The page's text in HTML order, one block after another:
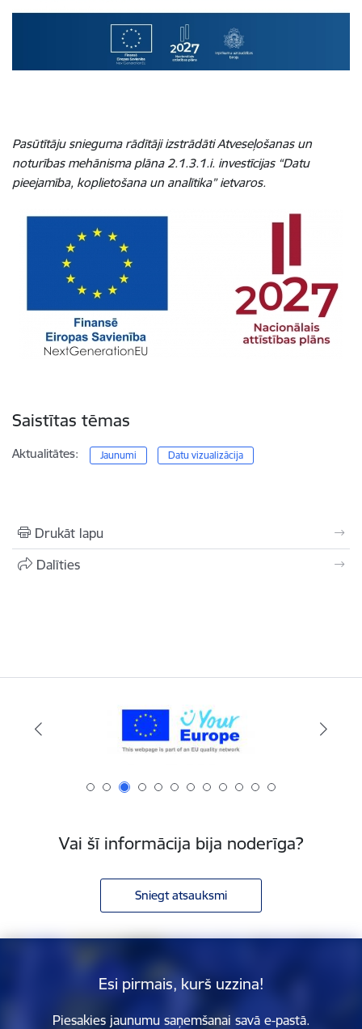
Pasūtītāju snieguma rādītāji izstrādāti Atveseļošanas un
noturības mehānisma plāna 2.1.3.1.i. investīcijas “Datu
pieejamība, koplietošana un analītika” ietvaros.
Saistītas tēmas
Aktualitātes: Jaunumi Datu vizualizācija
Drukāt lapu
Dalīties
Vai šī informācija bija noderīga?
Sniegt atsauksmi
Esi pirmais, kurš uzzina!
Piesakies jaunumu saņemšanai savā e-pastā.